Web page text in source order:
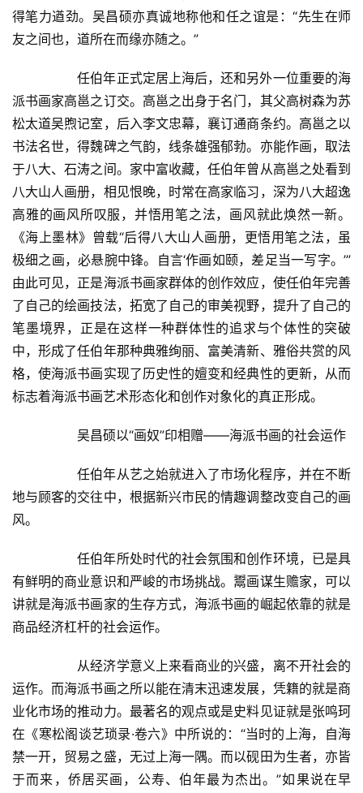
得笔力遒劲。吴昌硕亦真诚地称他和任之谊是：“先生在师
友之间也，道所在而缘亦随之。”
派书画家高邕之订交。高邕之出身于名门，其父高树森为苏
松太道吴煦记室，后入李文忠幕，襄订通商条约。高邕之以
书法名世，得魏碑之气韵，线条雄强郁勃。亦能作画，取法
于八大、石涛之间。家中富收藏，任伯年曾从高邕之处看到
八大山人画册，相见恨晚，时常在高家临习，深为八大超逸
高雅的画风所叹服，并悟用笔之法，画风就此焕然一新。
《海上墨林》曾载“后得八大山人画册，更悟用笔之法，虽
极细之画，必悬腕中锋。自言‘作画如颐，差足当一写字。’”
由此可见，正是海派书画家群体的创作效应，使任伯年完善
了自己的绘画技法，拓宽了自己的审美视野，提升了自己的
笔墨境界，正是在这样一种群体性的追求与个体性的突破
中，形成了任伯年那种典雅绚丽、富美清新、雅俗共赏的风
格，使海派书画实现了历史性的嬗变和经典性的更新，从而
标志着海派书画艺术形态化和创作对象化的真正形成。
地与顾客的交往中，根据新兴市民的情趣调整改变自己的画
风。
有鲜明的商业意识和严峻的市场挑战。鬻画谋生赡家，可以
讲就是海派书画家的生存方式，海派书画的崛起依靠的就是
商品经济杠杆的社会运作。
运作。而海派书画之所以能在清末迅速发展，凭籍的就是商
业化市场的推动力。最著名的观点或是史料见证就是张鸣珂
在《寒松阁谈艺琐录·卷六》中所说的：“当时的上海，自海
禁一开，贸易之盛，无过上海一隅。而以砚田为生者，亦皆
于而来，侨居买画，公寿、伯年最为杰出。”如果说在早